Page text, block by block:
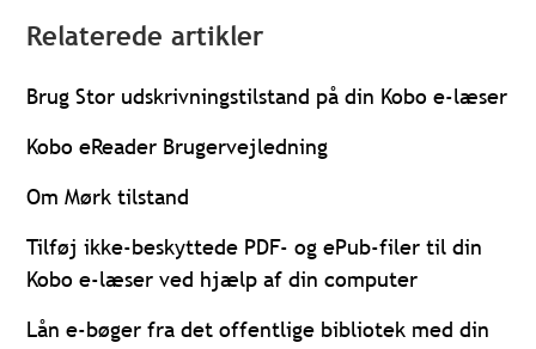
Relaterede artikler
Brug Stor udskrivningstilstand på din Kobo e-læser
Kobo eReader Brugervejledning
Om Mørk tilstand
Tilføj ikke-beskyttede PDF- og ePub-filer til din
Kobo e-læser ved hjælp af din computer
Lån e-bøger fra det offentlige bibliotek med din